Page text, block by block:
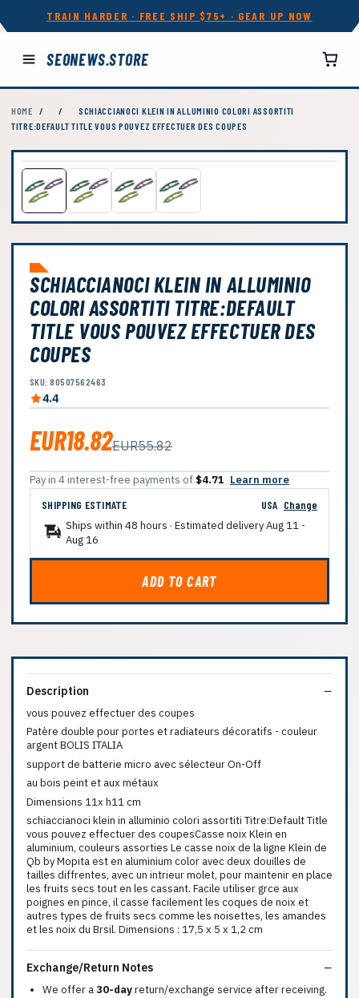
TRAIN HARDER · FREE SHIP $75+ · GEAR UP NOW
SEONEWS.STORE
HOME / /
SCHIACCIANOCI KLEIN IN ALLUMINIO COLORI ASSORTITI
TITRE:DEFAULT TITLE VOUS POUVEZ EFFECTUER DES COUPES
SCHIACCIANOCI KLEIN IN ALLUMINIO
COLORI ASSORTITI TITRE:DEFAULT
TITLE VOUS POUVEZ EFFECTUER DES
COUPES
SKU: 80507562463
4.4
EUR18.82EUR55.82
Pay in 4 interest-free payments of $4.71 Learn more
SHIPPING ESTIMATE
USA Change
Ships within 48 hours · Estimated deliveryAug 11 -
Aug 16
ADD TO CART
Description
vous pouvez effectuer des coupes
Patère double pour portes et radiateurs décoratifs - couleur
argent BOLIS ITALIA
support de batterie micro avec sélecteur On-Off
au bois peint et aux métaux
Dimensions 11x h11 cm
schiaccianoci klein in alluminio colori assortiti Titre:Default Title
vous pouvez effectuer des coupesCasse noix Klein en
aluminium, couleurs assorties Le casse noix de la ligne Klein de
Qb by Mopita est en aluminium color avec deux douilles de
tailles diffrentes, avec un intrieur molet, pour maintenir en place
les fruits secs tout en les cassant. Facile utiliser grce aux
poignes en pince, il casse facilement les coques de noix et
autres types de fruits secs comme les noisettes, les amandes
et les noix du Brsil. Dimensions : 17,5 x 5 x 1,2 cm
Exchange/Return Notes
We offer a30-dayreturn/exchange service after receiving.